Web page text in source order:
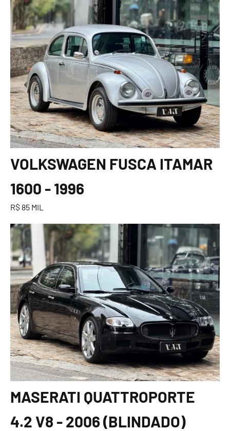
VOLKSWAGEN FUSCA ITAMAR
1600 - 1996
R$ 85 MIL
MASERATI QUATTROPORTE
4.2 V8 - 2006 (BLINDADO)